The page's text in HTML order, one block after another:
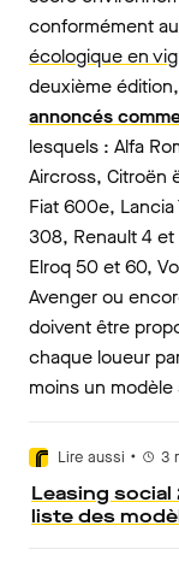
conformément
écologique en
deuxième édition,
annoncés
lesquels : Alfa
Aircross, Citroën
Fiat 600e,
308, Renault 4 et
Elroq 50 et 60,
Avenger ou
doivent être
chaque loueur
moins un
Lire aussi • 3
Leasing social
liste des